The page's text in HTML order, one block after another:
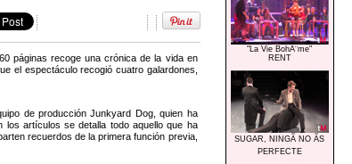
páginas recoge una crónica de la vida en
el espectáculo recogió cuatro galardones,
de producción Junkyard Dog, quien ha
los artículos se detalla todo aquello que ha
recuerdos de la primera función previa,
"La Vie BohÃ¨me"
RENT
SUGAR, NINGÃ NO ÃS
PERFECTE